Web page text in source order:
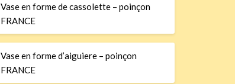
Vase en forme de cassolette – poinçon
FRANCE
Vase en forme d’aiguiere – poinçon
FRANCE